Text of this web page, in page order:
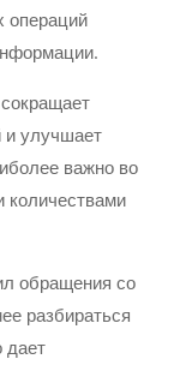
операций
и улучшает
важно во
количествами
обращения со
разбираться
дает